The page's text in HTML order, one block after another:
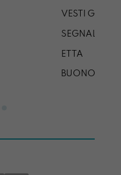
VESTI
SEGNALIBRO
ETTA
BUONO